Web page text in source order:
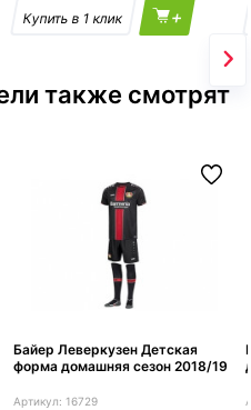
+
также смотрят
Байер Леверкузен Детская
форма домашняя сезон 2018/19
16729